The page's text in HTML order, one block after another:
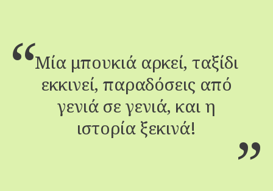
Μία μπουκιά αρκεί, ταξίδι
εκκινεί, παραδόσεις από
γενιά σε γενιά, και η
ιστορία ξεκινά!